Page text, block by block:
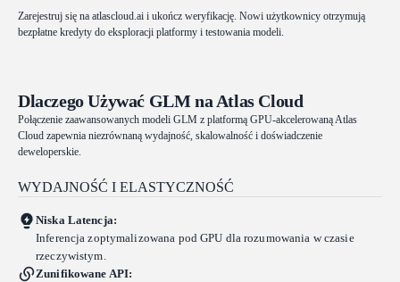
Zarejestruj się na atlascloud.ai i ukończ weryfikację. Nowi użytkownicy otrzymują
bezpłatne kredyty do eksploracji platformy i testowania modeli.
Dlaczego Używać GLM na Atlas Cloud
Połączenie zaawansowanych modeli GLM z platformą GPU-akcelerowaną Atlas
Cloud zapewnia niezrównaną wydajność, skalowalność i doświadczenie
deweloperskie.
WYDAJNOŚĆ I ELASTYCZNOŚĆ
Niska Latencja:
Inferencja zoptymalizowana pod GPU dla rozumowania w czasie
rzeczywistym.
Zunifikowane API: